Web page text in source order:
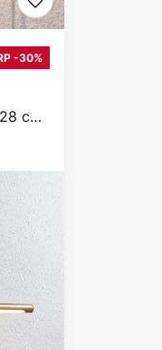
cm,
-30%